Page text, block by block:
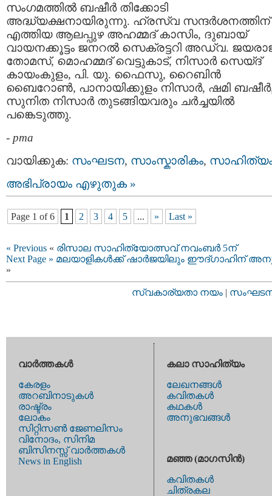
സംഗമത്തില്‍ ബഷീര്‍ തിക്കോടി
അദ്ധ്യക്ഷനായിരുന്നു. ഹ്രസ്വ സന്ദര്‍ശനത്തിന്
എത്തിയ ആലപ്പുഴ അഹമ്മദ്‌ കാസിം, ദുബായ്‌
വായനക്കൂട്ടം ജനറല്‍ സെക്രട്ടറി അഡ്വ.
തോമസ്‌, മൊഹമ്മദ്‌ വെട്ടുകാട്‌, നിസാര്‍ സെയ്ദ്‌
കായംകുളം, പി. യു. ഫൈസു, റൈബിന്‍
ബൈറോണ്‍, പാനായിക്കുളം നിസാര്‍, ഷമി
സുനിത നിസാര്‍ തുടങ്ങിയവരും ചര്‍ച്ചയില്‍
പങ്കെടുത്തു.
- pma
വായിക്കുക: സംഘടന, സാംസ്കാരികം,
അഭിപ്രായം എഴുതുക »
Page 1 of 6 1 2 3 4 5 ... » Last »
« Previous « രിസാല സാഹിത്യോത്സവ്‌ നവംബര്‍ 5ന്‌
Next Page » മലയാളികള്‍ക്ക്‌ ഷാര്‍ജയിലും ഈദ്ഗാഹിന്
»
സ്വകാര്യതാ നയം |
വാര്‍ത്തകള്‍
കേരളം
അറബിനാടുകള്‍
രാഷ്ട്രം
ലോകം
സിറ്റിസണ്‍ ജേണലിസം
വിനോദം, സിനിമ
ബിസിനസ്സ് വാര്‍ത്തകള്‍
News in English
കലാ സാഹിത്യം
ലേഖനങ്ങള്‍
കവിതകള്‍
കഥകള്‍
അനുഭവങ്ങള്‍
മഞ്ഞ (മാഗസിന്‍)
കവിതകള്‍
ചിത്രകല